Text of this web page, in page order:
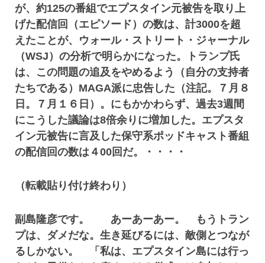
が、約125の番組でエプスタイン元被告を取り上
げた配信回（エピソード）の数は、計3000を超
えたことが、ウォール・ストリート・ジャーナル
（WSJ）の分析で明らかになった。トランプ氏
は、この問題の追及をやめるよう（自分の支持者
たちである）MAGA派に忠告した（注記。７月８
日。７月１６日）。にもかかわらず、過去3週間
にこうした議論は8倍余りに増加した。エプスタ
イン元被告に言及した保守系ポッドキャスト番組
の配信回の数は４00回だ。・・・・
（転載貼り付け終わり）
副島隆彦です。 あーあーあー。 もうトラン
プは、ダメだな。生き延びるには、敵側とつなが
るしかない。 「私は、エプスタイン島には行っ